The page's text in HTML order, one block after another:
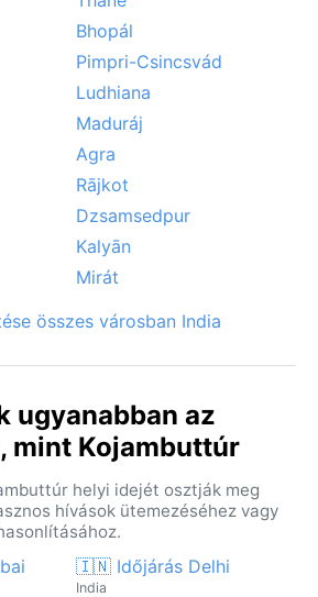
Bhopál
Pimpri-Csincsvád
Ludhiana
Maduráj
Agra
Rājkot
Dzsamsedpur
Kalyān
Mirát
összes városban India
ugyanabban az
mint Kojambuttúr
helyi idejét osztják meg
hívások ütemezéséhez vagy
🇮🇳 Időjárás Delhi
India